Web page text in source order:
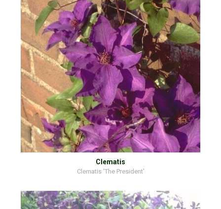
Clematis
Clematis 'The President'